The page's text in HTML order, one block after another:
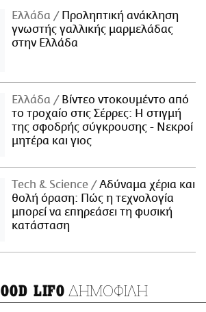
Ελλάδα
Προληπτική ανάκληση
γνωστής γαλλικής μαρμελάδας
στην Ελλάδα
Ελλάδα
Βίντεο ντοκουμέντο από
το τροχαίο στις Σέρρες: Η στιγμή
της σφοδρής σύγκρουσης - Νεκροί
μητέρα και γιος
Τech & Science
Αδύναμα χέρια και
θολή όραση: Πώς η τεχνολογία
μπορεί να επηρεάσει τη φυσική
κατάσταση
LIFO ΔΗΜΟΦΙΛΗ